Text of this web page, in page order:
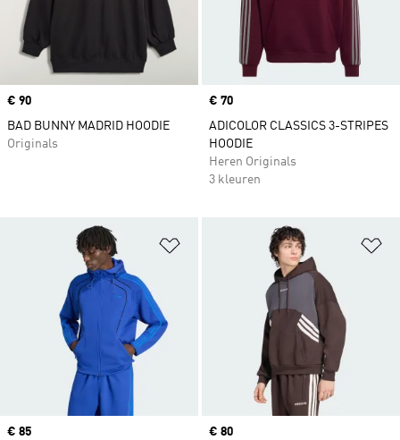
Price
€ 90
BAD BUNNY MADRID HOODIE
Originals
Price
€ 70
ADICOLOR CLASSICS 3-STRIPES
HOODIE
Heren Originals
3 kleuren
Op verlanglijst zetten
Price
€ 85
Price
€ 80